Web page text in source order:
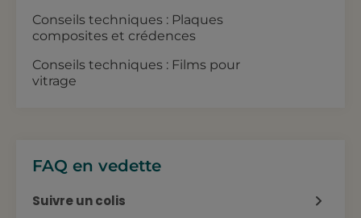
Conseils techniques : Plaques
composites et crédences
Conseils techniques : Films pour
vitrage
FAQ en vedette
Suivre un colis